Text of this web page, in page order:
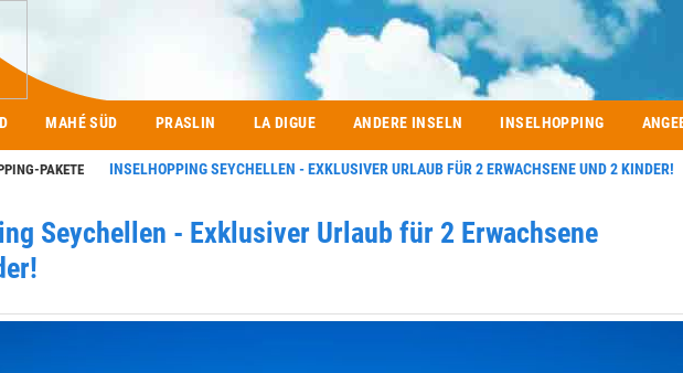
MAHÉ SÜD PRASLIN LA DIGUE ANDERE INSELN INSELHOPPING
PAKETE INSELHOPPING SEYCHELLEN - EXKLUSIVER URLAUB FÜR 2 ERWACHSENE UND 2 KINDER!
Seychellen - Exklusiver Urlaub für 2 Erwachsene